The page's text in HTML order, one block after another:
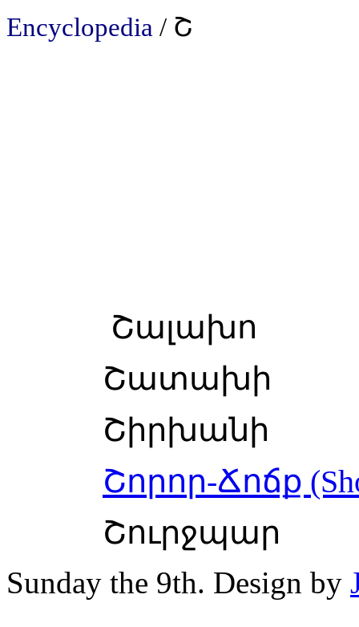
Encyclopedia / Շ
Շալախո
Շատախի
Շիրխանի
Շորոր-Ճոճք
Շուրջպար
Sunday the 9th. Design by